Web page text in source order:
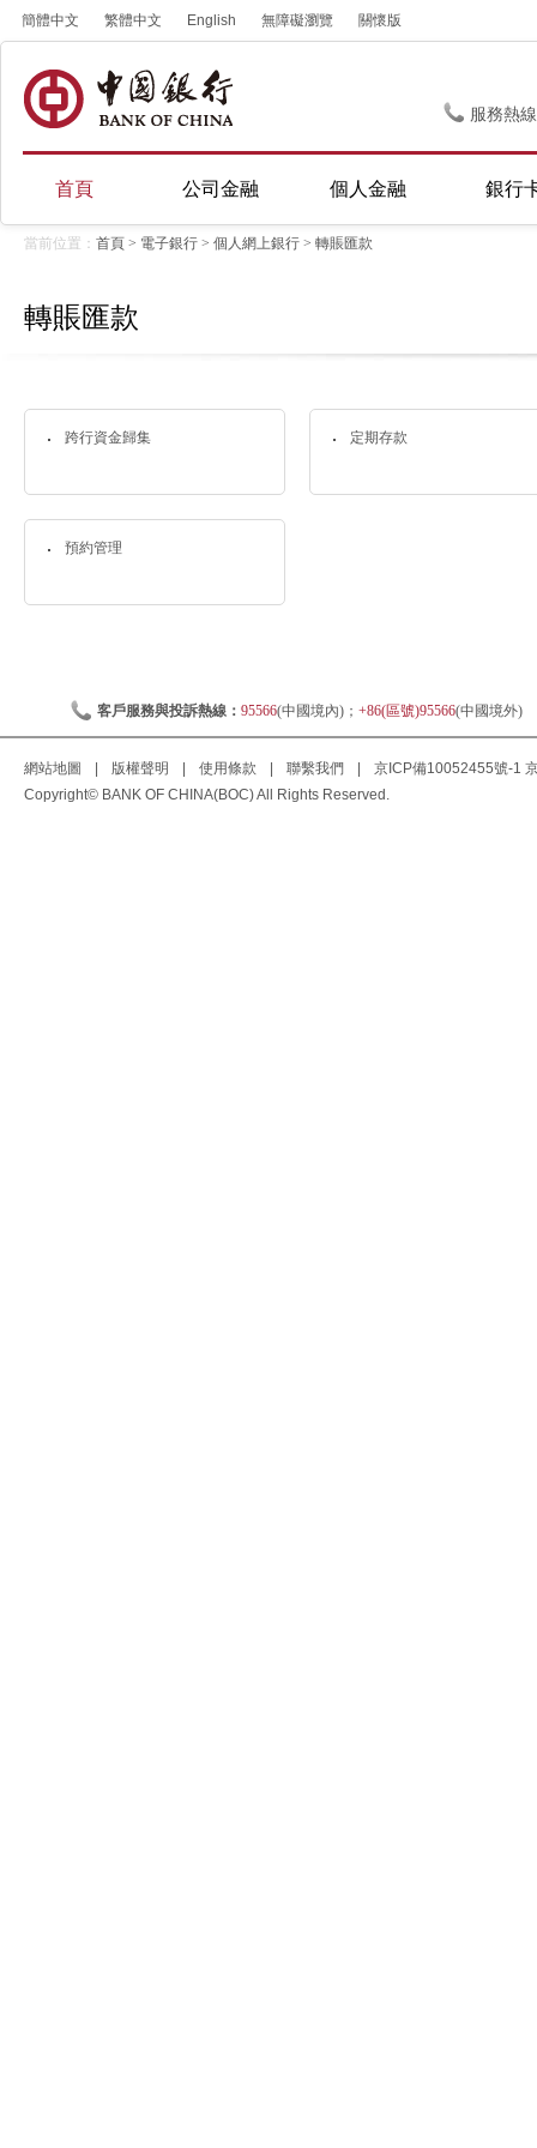
簡體中文 繁體中文 English 無障礙瀏覽 關懷版
服務熱
首頁 公司金融 個人金融 銀行
當前位置： 首頁 > 電子銀行 > 個人網上銀行 > 轉賬匯款
轉賬匯款
跨行資金歸集 定期存款
預約管理
客戶服務與投訴熱線： 95566(中國境內)； +86(區號)95566(中國境外)
網站地圖 版權聲明 使用條款 聯繫我們 京ICP備10052455號-1
Copyright© BANK OF CHINA(BOC) All Rights Reserved.